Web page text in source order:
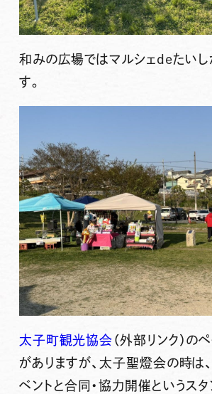
和みの広場ではマルシェdeたいし
す。
太子町観光協会 （外部リンク） の
がありますが、太子聖燈会の時は
ベントと合同・協力開催というスタ